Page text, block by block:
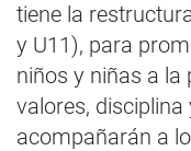
tiene la
y U11), para
niños y niñas a la
valores,
acompañarán a